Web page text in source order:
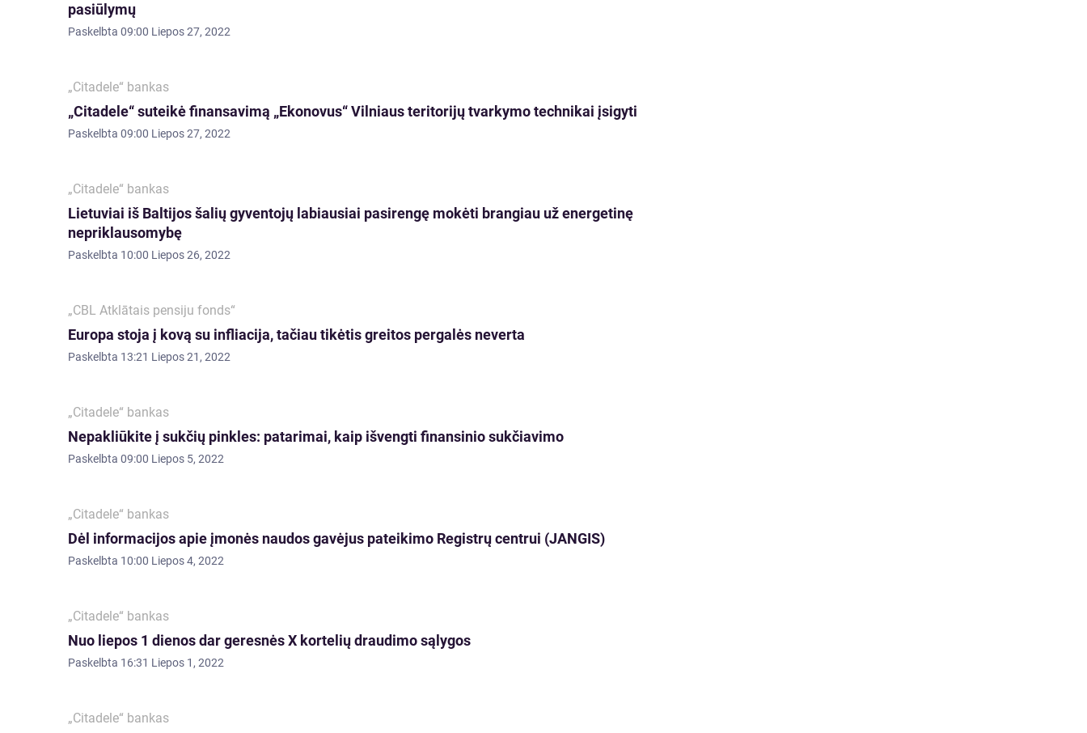
pasiūlymų
Paskelbta 09:00 Liepos 27, 2022
„Citadele“ bankas
„Citadele“ suteikė finansavimą „Ekonovus“ Vilniaus teritorijų tvarkymo technikai įsigyti
Paskelbta 09:00 Liepos 27, 2022
„Citadele“ bankas
Lietuviai iš Baltijos šalių gyventojų labiausiai pasirengę mokėti brangiau už energetinę
nepriklausomybę
Paskelbta 10:00 Liepos 26, 2022
„CBL Atklātais pensiju fonds“
Europa stoja į kovą su infliacija, tačiau tikėtis greitos pergalės neverta
Paskelbta 13:21 Liepos 21, 2022
„Citadele“ bankas
Nepakliūkite į sukčių pinkles: patarimai, kaip išvengti finansinio sukčiavimo
Paskelbta 09:00 Liepos 5, 2022
„Citadele“ bankas
Dėl informacijos apie įmonės naudos gavėjus pateikimo Registrų centrui (JANGIS)
Paskelbta 10:00 Liepos 4, 2022
„Citadele“ bankas
Nuo liepos 1 dienos dar geresnės X kortelių draudimo sąlygos
Paskelbta 16:31 Liepos 1, 2022
„Citadele“ bankas